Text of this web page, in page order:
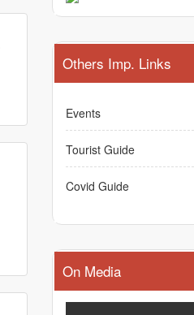
Others Imp. Links
Events
Tourist Guide
Covid Guide
On Media